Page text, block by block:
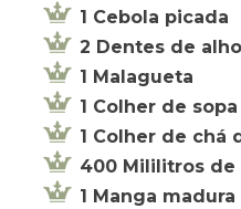
1 Cebola picada
2 Dentes de alho
1
Malagueta
1 Colher de sopa
1 Colher de chá
400 Mililitros de
1 Manga madura